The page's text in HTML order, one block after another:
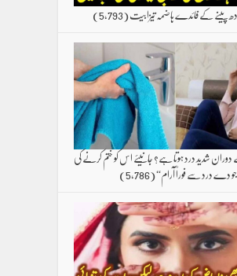
پینے کے فائدے ہاضمہ تیزابیت(5,793)
شدید درد ہوتا ہے؟ جانیئے اس کو ختم کرنے کی
جو دے درد سے فوراً آرام“(5,786)